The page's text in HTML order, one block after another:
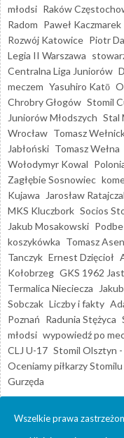
młodsi Raków
Radom Paweł Kaczmarek
Rozwój Katowice Piotr
Legia II Warszawa
Centralna Liga Juniorów
meczem Yasuhiro Katō
Chrobry Głogów Stomil
Juniorów Młodszych Stal
Wrocław Tomasz
Jabłoński Tomasz Wełna
Wołodymyr Kowal
Zagłębie Sosnowiec
Kujawa
Jarosław
MKS Kluczbork Socios
Jakub Mosakowski
koszykówka Tomasz
Tanczyk Ernest Dzięcioł
Kołobrzeg GKS 1962
Termalica Nieciecza
Sobczak Liczby i fakty
Poznań Radunia Stężyca
młodsi wypowiedź po
CLJ U-17 Stomil Olsztyn
Oceniamy piłkarzy Stomilu
Gurzęda
Wszelkie prawa